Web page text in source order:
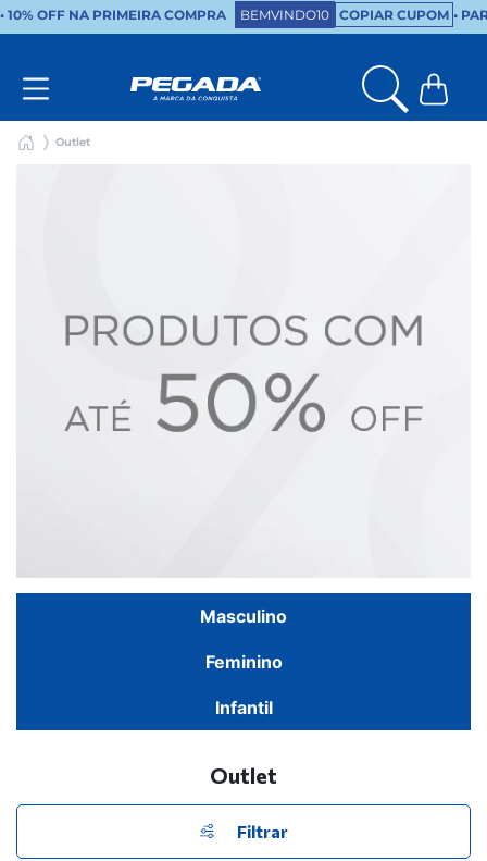
• 10% OFF NA PRIMEIRA COMPRA BEMVINDO10 COPIAR CUPOM •
Outlet
Masculino
Feminino
Infantil
Outlet
Filtrar